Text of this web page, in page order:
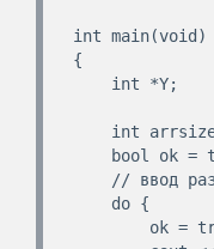
int main(void)
{